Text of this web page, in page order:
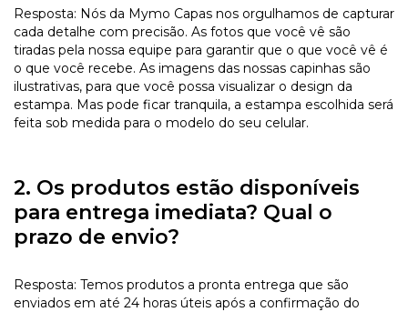
Resposta: Nós da Mymo Capas nos orgulhamos de capturar
cada detalhe com precisão. As fotos que você vê são
tiradas pela nossa equipe para garantir que o que você vê é
o que você recebe. As imagens das nossas capinhas são
ilustrativas, para que você possa visualizar o design da
estampa. Mas pode ficar tranquila, a estampa escolhida será
feita sob medida para o modelo do seu celular.
2. Os produtos estão disponíveis
para entrega imediata? Qual o
prazo de envio?
Resposta: Temos produtos a pronta entrega que são
enviados em até 24 horas úteis após a confirmação do